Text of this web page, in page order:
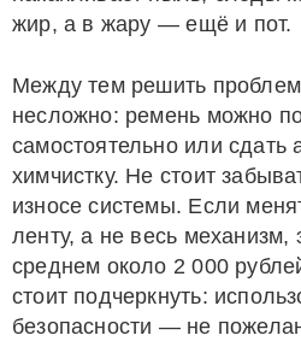
жир, а в жару — ещё и пот.
Между тем решить
несложно: ремень можно
самостоятельно или сдать
химчистку. Не стоит
износе системы. Если
ленту, а не весь механизм,
среднем около 2 000
стоит подчеркнуть:
безопасности — не